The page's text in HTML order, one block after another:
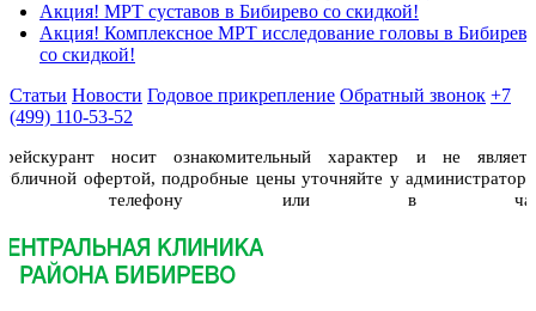
Акция! МРТ суставов в Бибирево со скидкой!
Акция! Комплексное МРТ исследование головы в Бибирево
со скидкой!
Статьи Новости Годовое прикрепление Обратный звонок +7
(499) 110-53-52
носит ознакомительный характер и не
офертой, подробные цены уточняйте у
телефону или в